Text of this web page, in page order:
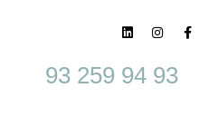
93 259 94 93